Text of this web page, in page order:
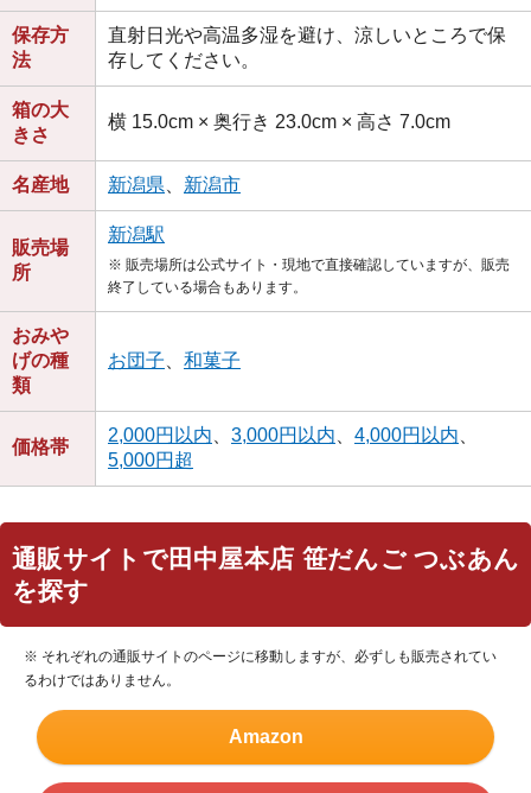
保存方
法
直射日光や高温多湿を避け、涼しいところで保
存してください。
箱の大
きさ
横 15.0cm × 奥行き 23.0cm × 高さ 7.0cm
名産地 新潟県 新潟市
販売場
所
新潟駅
※ 販売場所は公式サイト・現地で直接確認していますが、販売
終了している場合もあります。
おみや
げの種
類
お団子 和菓子
価格帯
2,000円以内 3,000円以内 4,000円以内
5,000円超
通販サイトで田中屋本店 笹だんご つぶあん
を探す
※ それぞれの通販サイトのページに移動しますが、必ずしも販売されてい
るわけではありません。
Amazon